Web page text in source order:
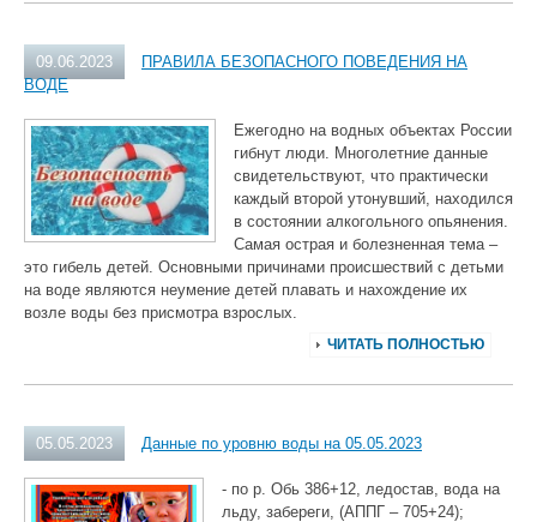
09.06.2023
ПРАВИЛА БЕЗОПАСНОГО ПОВЕДЕНИЯ НА
ВОДЕ
Ежегодно на водных объектах России
гибнут люди. Многолетние данные
свидетельствуют, что практически
каждый второй утонувший, находился
в состоянии алкогольного опьянения.
Самая острая и болезненная тема –
это гибель детей. Основными причинами происшествий с детьми
на воде являются неумение детей плавать и нахождение их
возле воды без присмотра взрослых.
ЧИТАТЬ ПОЛНОСТЬЮ
05.05.2023 Данные по уровню воды на 05.05.2023
- по р. Обь 386+12, ледостав, вода на
льду, забереги, (АППГ – 705+24);